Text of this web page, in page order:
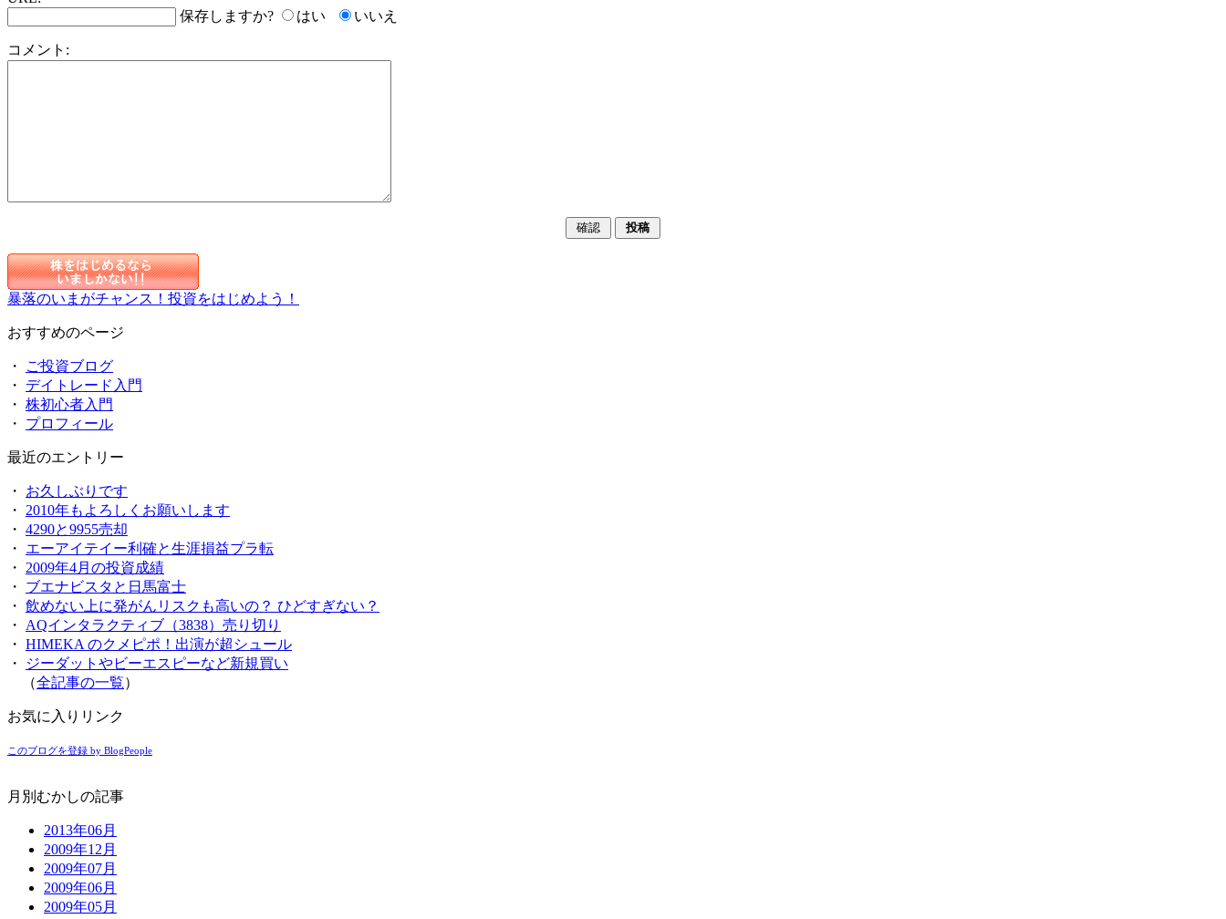
保存しますか?
はい いいえ
コメント:
暴落のいまがチャンス！投資をはじめよう！
おすすめのページ
・
ご投資ブログ
・ デイトレード入門
・ 株初心者入門
・ プロフィール
最近のエントリー
・ お久しぶりです
・ 2010年もよろしくお願いします
・ 4290と9955売却
・ エーアイテイー利確と生涯損益プラ転
・ 2009年4月の投資成績
・ ブエナビスタと日馬富士
・ 飲めない上に発がんリスクも高いの？ ひどすぎない？
・ AQインタラクティブ（3838）売り切り
・ HIMEKA のクメピポ！出演が超シュール
・
ジーダットやビーエスピーなど新規買い
（全記事の一覧）
お気に入りリンク
このブログを登録 by BlogPeople
月別むかしの記事
2013年06月
2009年12月
2009年07月
2009年06月
2009年05月